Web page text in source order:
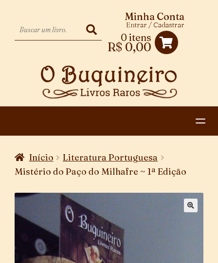
0 itens
R$ 0,00
Minha Conta
Entrar / Cadastrar
CATEGORIAS
EXPANDIR
MENU
Início
Literatura Portuguesa
Mistério do Paço do Milhafre ~ 1ª Edição